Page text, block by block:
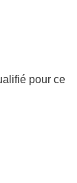
pour ce